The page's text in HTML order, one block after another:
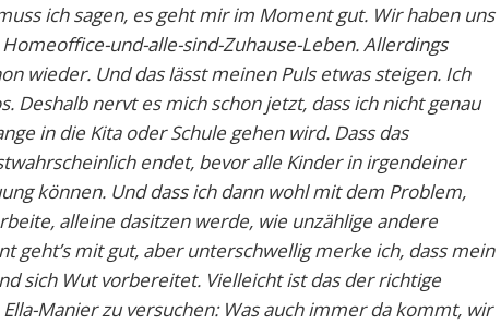
ich sagen, es geht mir im Moment gut. Wir haben uns
und-alle-sind-Zuhause-Leben. Allerdings
wieder. Und das lässt meinen Puls etwas steigen. Ich
Deshalb nervt es mich schon jetzt, dass ich nicht genau
in die Kita oder Schule gehen wird. Dass das
endet, bevor alle Kinder in irgendeiner
können. Und dass ich dann wohl mit dem Problem,
alleine dasitzen werde, wie unzählige andere
geht’s mit gut, aber unterschwellig merke ich, dass mein
sich Wut vorbereitet. Vielleicht ist das der richtige
Manier zu versuchen: Was auch immer da kommt, wir